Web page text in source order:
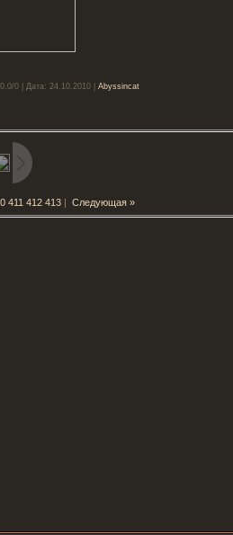
0 | Дата: 24.10.2010 | Abyssincat
411 412 413 | Следующая »